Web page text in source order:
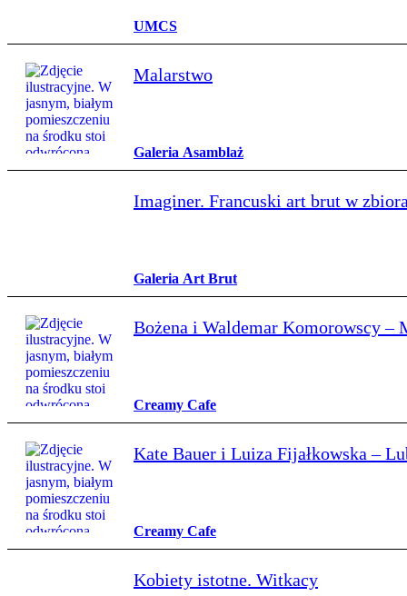
UMCS
Malarstwo
Galeria Asamblaż
Imaginer. Francuski art brut w
Galeria Art Brut
Bożena i Waldemar Komorowscy
Creamy Cafe
Kate Bauer i Luiza Fijałkowska –
Creamy Cafe
Kobiety istotne. Witkacy